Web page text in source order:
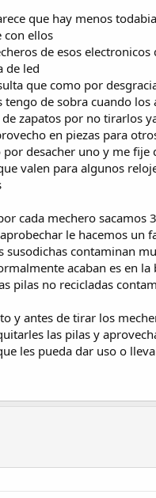
que hay menos
con ellos
de esos electronicos
de led
que como por
tengo de sobra cuando los
zapatos por no tirarlos
en piezas para
desacher uno y me fije
valen para algunos
cada mechero sacamos
le hacemos un
susodichas contaminan
acaban es en la
pilas no recicladas
y antes de tirar los
las pilas y
les pueda dar uso o